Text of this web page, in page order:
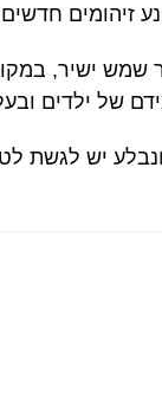
זיהומים
שמש ישיר,
של ילדים
יש לגשת